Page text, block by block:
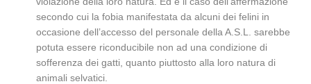
secondo cui la fobia manifestata da alcuni dei felini in
occasione dell’accesso del personale della A.S.L. sarebbe
potuta essere riconducibile non ad una condizione di
sofferenza dei gatti, quanto piuttosto alla loro natura di
animali selvatici.